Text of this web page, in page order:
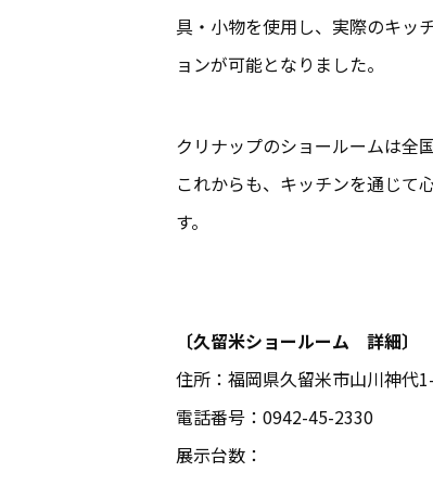
具・小物を使用し、実際のキッ
ョンが可能となりました。
クリナップのショールームは全
これからも、キッチンを通じて
す。
〔久留米ショールーム 詳細〕
住所：福岡県久留米市山川神代
電話番号：0942-45-2330
展示台数：